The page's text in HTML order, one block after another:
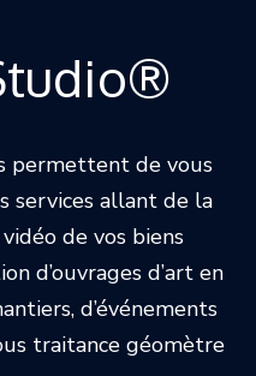
permettent de vous
services allant de la
de vos biens
d’ouvrages d’art en
d’événements
traitance géomètre